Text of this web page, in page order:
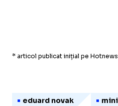
* articol publicat inițial pe
eduard novak